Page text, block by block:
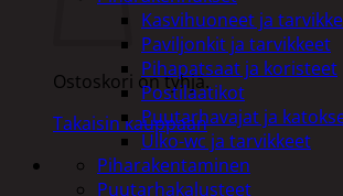
Ostoskori on tyhjä.
Takaisin kauppaan
Kasvihuoneet ja
Paviljonkit ja tarvikkeet
Pihapatsaat ja koristeet
Postilaatikot
Puutarhavajat ja
Ulko-wc ja tarvikkeet
Piharakentaminen
Puutarhakalusteet